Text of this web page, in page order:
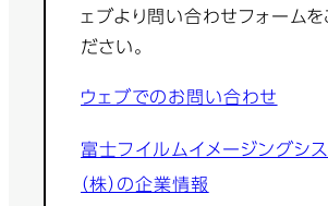
ェブより問い合わせフォームを
ださい。
ウェブでのお問い合わせ
富士フイルムイメージングシ
（株）の企業情報